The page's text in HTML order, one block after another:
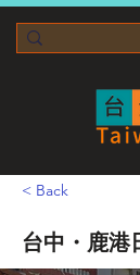
< Back
台中・鹿港